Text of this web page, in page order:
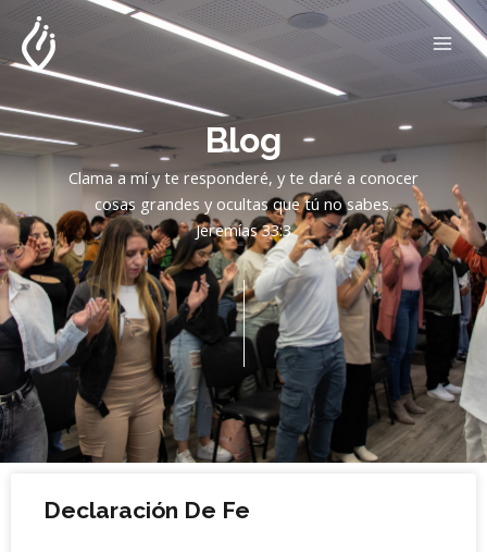
content
Blog
Clama a mí y te responderé, y te daré a conocer
cosas grandes y ocultas que tú no sabes.
Jeremías 33:3
Declaración De Fe